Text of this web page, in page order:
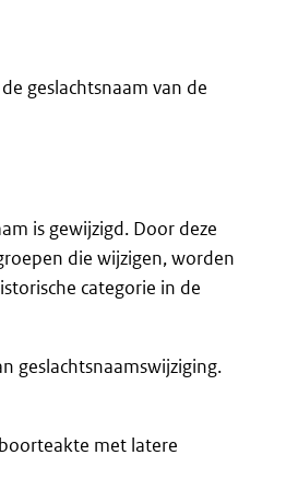
geslachtsnaam van de
is gewijzigd. Door deze
die wijzigen, worden
categorie in de
geslachtsnaamswijziging.
met latere